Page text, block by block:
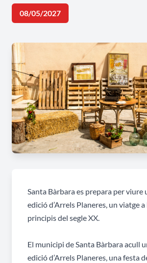
08/05/2027
Santa Bàrbara es prepara per viure
edició d’Arrels Planeres, un viatge
principis del segle XX.
El municipi de Santa Bàrbara acull
edició d’Arrels Planeres, una festa